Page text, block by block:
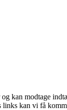
kan modtage
kan vi få